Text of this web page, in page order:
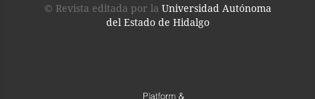
© Revista editada por la Universidad Autónoma
del Estado de Hidalgo